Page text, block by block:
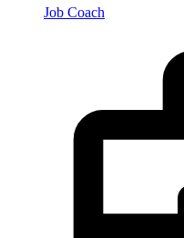
Job Coach